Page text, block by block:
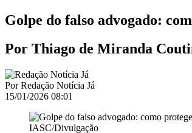
Golpe do falso advogado:
Por Thiago de Miranda
PorRedação Notícia Já
15/01/2026 08:01
IASC/Divulgação